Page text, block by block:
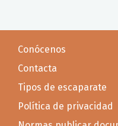
Conócenos
Contacta
Tipos de escaparate
Política de privacidad